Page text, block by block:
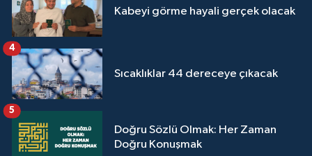
Kabeyi görme hayali gerçek olacak
Sıcaklıklar 44 dereceye çıkacak
4
Doğru Sözlü Olmak: Her Zaman
Doğru Konuşmak
5